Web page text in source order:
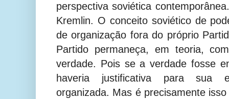
perspectiva soviética
Kremlin. O conceito soviético de
de organização fora do próprio
Partido permaneça, em teoria,
verdade. Pois se a verdade fosse
haveria justificativa para sua
organizada. Mas é precisamente